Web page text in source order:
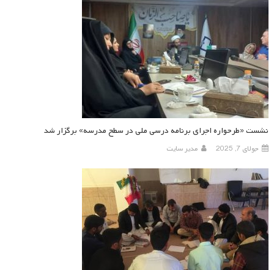
نشست «طرحواره اجرای برنامه درسی ملی در سطح مدرسه» برگزار شد
جولای 7, 2025 مدیر سایت